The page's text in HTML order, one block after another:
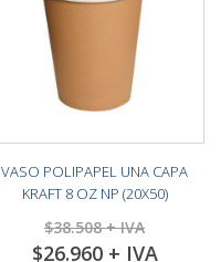
VASO POLIPAPEL UNA CAPA
KRAFT 8 OZ NP (20X50)
$38.508
Special
$26.960